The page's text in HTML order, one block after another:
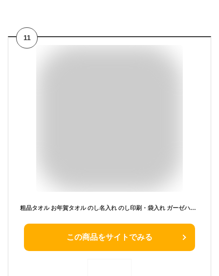
11
粗品タオル お年賀タオル のし名入れ のし印刷・袋入れ ガーゼハンドタオル 30枚〜99枚 スピードライ 日本製 泉州タオル ガーゼタオル おしぼり 挨拶 販促 景品 タオル 敬老の日
この商品をサイトでみる